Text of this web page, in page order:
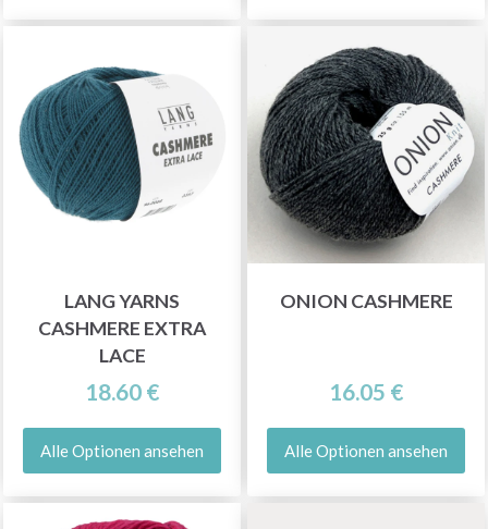
LANG YARNS
CASHMERE EXTRA
LACE
18.60 €
Alle Optionen ansehen
ONION CASHMERE
16.05 €
Alle Optionen ansehen